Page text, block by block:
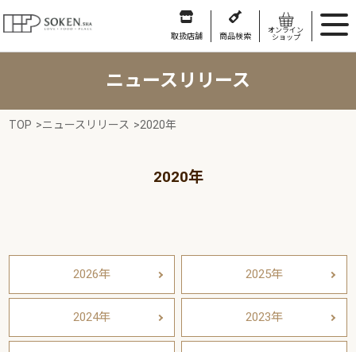
取扱店舗 商品検索
オンライン
ショップ
ニュースリリース
TOP >ニュースリリース >2020年
2020年
2026年 2025年
2024年 2023年